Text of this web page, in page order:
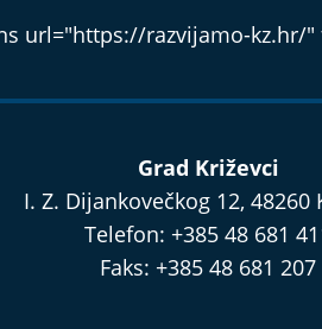
url="https://razvijamo-kz.hr/
Grad Križevci
I. Z. Dijankovečkog 12, 48260
Telefon: +385 48 681
Faks: +385 48 681 207